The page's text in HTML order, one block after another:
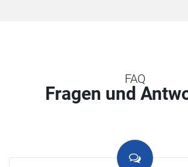
FAQ
Fragen und